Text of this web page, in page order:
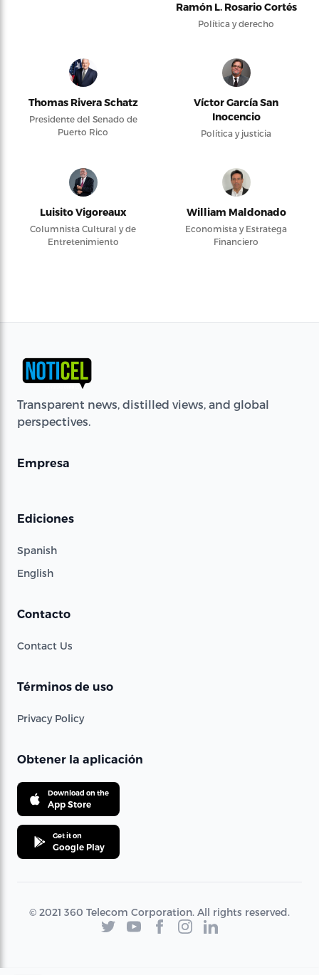
Ramón L. Rosario Cortés
Política y derecho
Thomas Rivera Schatz
Presidente del Senado de
Puerto Rico
Víctor García San
Inocencio
Política y justicia
Luisito Vigoreaux
Columnista Cultural y de
Entretenimiento
William Maldonado
Economista y Estratega
Financiero
Transparent news, distilled views, and global
perspectives.
Empresa
Ediciones
Spanish
English
Contacto
Contact Us
Términos de uso
Privacy Policy
Obtener la aplicación
Download on the
App Store
Get it on
Google Play
© 2021 360 Telecom Corporation. All rights reserved.